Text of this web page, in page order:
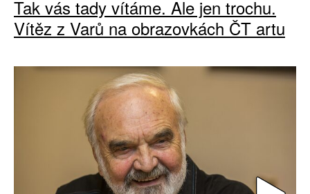
Tak vás tady vítáme. Ale jen trochu.
Vítěz z Varů na obrazovkách ČT artu